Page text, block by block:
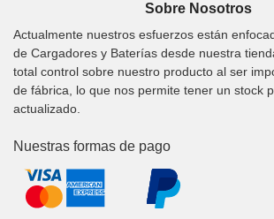
Sobre Nosotros
Actualmente nuestros esfuerzos están
de Cargadores y Baterías desde nuestra
total control sobre nuestro producto al ser
de fábrica, lo que nos permite tener un stock
actualizado.
Nuestras formas de pago